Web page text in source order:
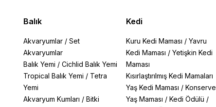
Balık
Akvaryumlar / Set
Akvaryumlar
Balık Yemi / Cichlid Balık Yemi
Tropical Balık Yemi / Tetra
Yemi
Akvaryum Kumları / Bitki
Kedi
Kuru Kedi Maması / Yavru
Kedi Maması / Yetişkin Kedi
Maması
Kısırlaştırılmış Kedi Mamaları
Yaş Kedi Maması / Konserve
Yaş Maması / Kedi Ödülü /